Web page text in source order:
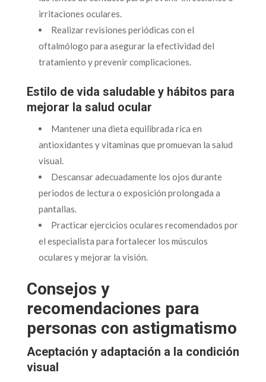
irritaciones oculares.
Realizar revisiones periódicas con el
oftalmólogo para asegurar la efectividad del
tratamiento y prevenir complicaciones.
Estilo de vida saludable y hábitos para
mejorar la salud ocular
Mantener una dieta equilibrada rica en
antioxidantes y vitaminas que promuevan la salud
visual.
Descansar adecuadamente los ojos durante
periodos de lectura o exposición prolongada a
pantallas.
Practicar ejercicios oculares recomendados por
el especialista para fortalecer los músculos
oculares y mejorar la visión.
Consejos y
recomendaciones para
personas con astigmatismo
Aceptación y adaptación a la condición
visual